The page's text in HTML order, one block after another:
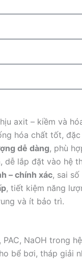
axit – kiềm và
hóa chất tốt,
dễ dàng, phù
, dễ lắp đặt vào hệ
– chính xác, sai
, tiết kiệm năng
và ít bảo trì.
PAC, NaOH trong
bể bơi, tháp giải